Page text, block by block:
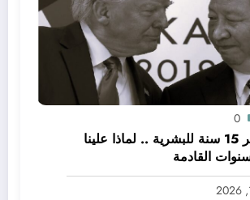
0
أصعب و أخطر 15 سنة للبشرية .. لماذا علينا